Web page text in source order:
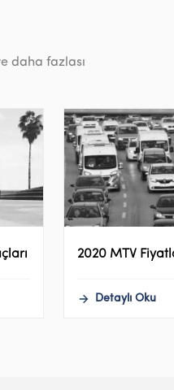
daha fazlası
2020 MTV
Detaylı Oku